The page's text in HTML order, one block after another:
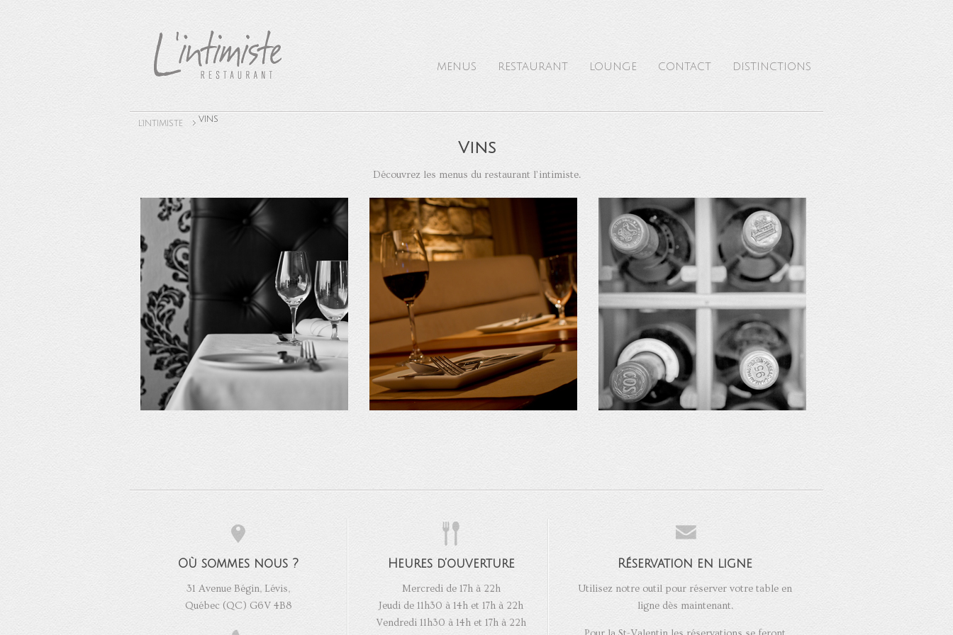
MENUS RESTAURANT LOUNGE CONTACT DISTINCTIONS
L'INTIMISTE VINS
Vins
Découvrez les menus du restaurant l’intimiste.
Où sommes nous ?
31 Avenue Bégin, Lévis,
Québec (QC) G6V 4B8
Heures d’ouverture
Mercredi de 17h à 22h
Jeudi de 11h30 à 14h et 17h à 22h
Vendredi 11h30 à 14h et 17h à 22h
Réservation en ligne
Utilisez notre outil pour réserver votre table en
ligne dès maintenant.